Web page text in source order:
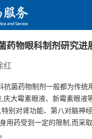
药物眼科制剂研究进
红
抗菌药物制剂一般都为传统
庆大霉素眼液、新霉素眼液
别对肾功能、第八对脑神
用药受到一定的限制,而采